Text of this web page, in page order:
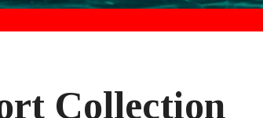
Collection